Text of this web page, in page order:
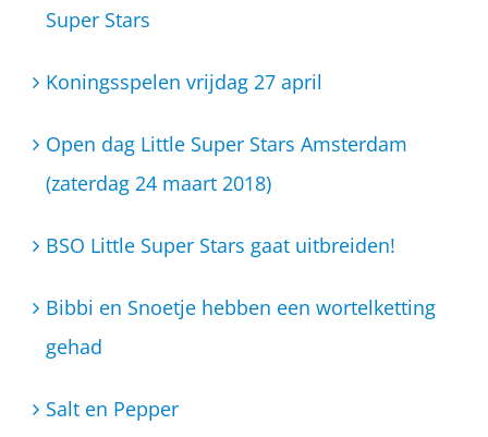
Super Stars
Koningsspelen vrijdag 27 april
Open dag Little Super Stars Amsterdam
(zaterdag 24 maart 2018)
BSO Little Super Stars gaat uitbreiden!
Bibbi en Snoetje hebben een wortelketting
gehad
Salt en Pepper